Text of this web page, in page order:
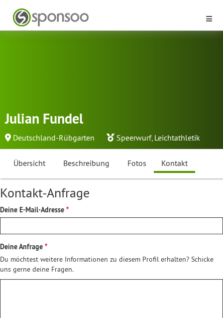
Julian Fundel
Deutschland-Rübgarten Speerwurf, Leichtathletik
Übersicht Beschreibung Fotos Kontakt
Kontakt-Anfrage
Deine E-Mail-Adresse
Deine Anfrage
Du möchtest weitere Informationen zu diesem Profil erhalten? Schicke
uns gerne deine Fragen.